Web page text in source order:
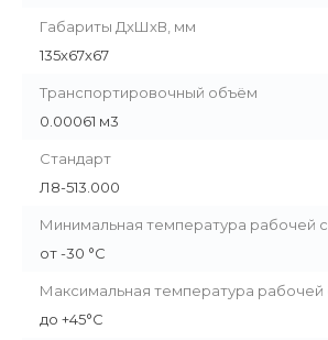
Габариты ДхШхВ, мм
135х67х67
Транспортировочный объём
0.00061 м3
Стандарт
Л8-513.000
Минимальная температура рабочей
от -30 °С
Максимальная температура рабочей
до +45°С